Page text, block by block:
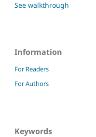
See walkthrough
Information
For Readers
For Authors
Keywords